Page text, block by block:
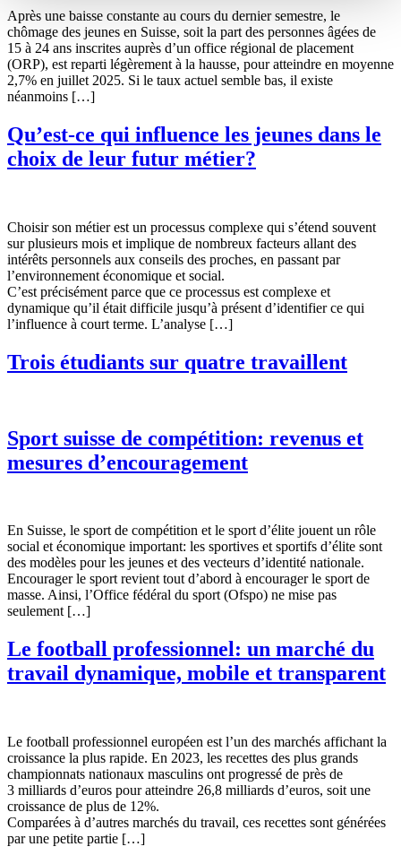
Après une baisse constante au cours du dernier semestre, le
chômage des jeunes en Suisse, soit la part des personnes âgées de
15 à 24 ans inscrites auprès d’un office régional de placement
(ORP), est reparti légèrement à la hausse, pour atteindre en moyenne
2,7% en juillet 2025. Si le taux actuel semble bas, il existe
néanmoins […]
Qu’est-ce qui influence les jeunes dans le
choix de leur futur métier?
Choisir son métier est un processus complexe qui s’étend souvent
sur plusieurs mois et implique de nombreux facteurs allant des
intérêts personnels aux conseils des proches, en passant par
l’environnement économique et social.
C’est précisément parce que ce processus est complexe et
dynamique qu’il était difficile jusqu’à présent d’identifier ce qui
l’influence à court terme. L’analyse […]
Trois étudiants sur quatre travaillent
Sport suisse de compétition: revenus et
mesures d’encouragement
En Suisse, le sport de compétition et le sport d’élite jouent un rôle
social et économique important: les sportives et sportifs d’élite sont
des modèles pour les jeunes et des vecteurs d’identité nationale.
Encourager le sport revient tout d’abord à encourager le sport de
masse. Ainsi, l’Office fédéral du sport (Ofspo) ne mise pas
seulement […]
Le football professionnel: un marché du
travail dynamique, mobile et transparent
Le football professionnel européen est l’un des marchés affichant la
croissance la plus rapide. En 2023, les recettes des plus grands
championnats nationaux masculins ont progressé de près de
3 milliards d’euros pour atteindre 26,8 milliards d’euros, soit une
croissance de plus de 12%.
Comparées à d’autres marchés du travail, ces recettes sont générées
par une petite partie […]